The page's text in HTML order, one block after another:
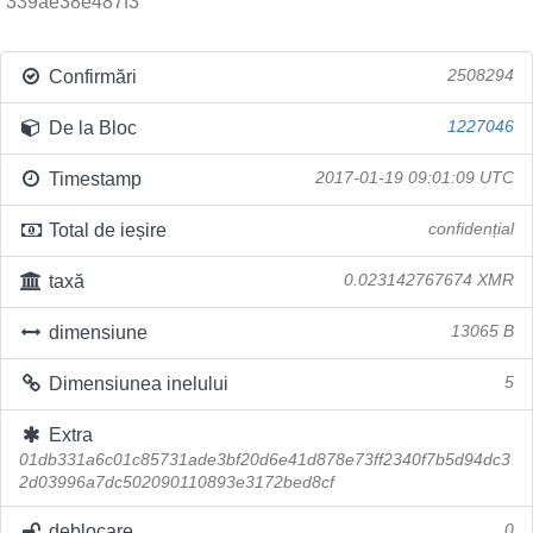
Confirmări 2508294
De la Bloc 1227046
Timestamp 2017-01-19 09:01:09 UTC
Total de ieșire confidențial
taxă 0.023142767674 XMR
dimensiune 13065 B
Dimensiunea inelului 5
Extra
01db331a6c01c85731ade3bf20d6e41d878e73ff2340f7b5d94dc3
2d03996a7dc502090110893e3172bed8cf